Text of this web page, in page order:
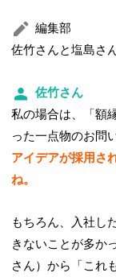
編集部
佐竹さんと塩島さ
佐竹さん
私の場合は、「額
った一点物のお問
アイデアが採用さ
ね。
もちろん、入社し
きないことが多か
さん）から「これ